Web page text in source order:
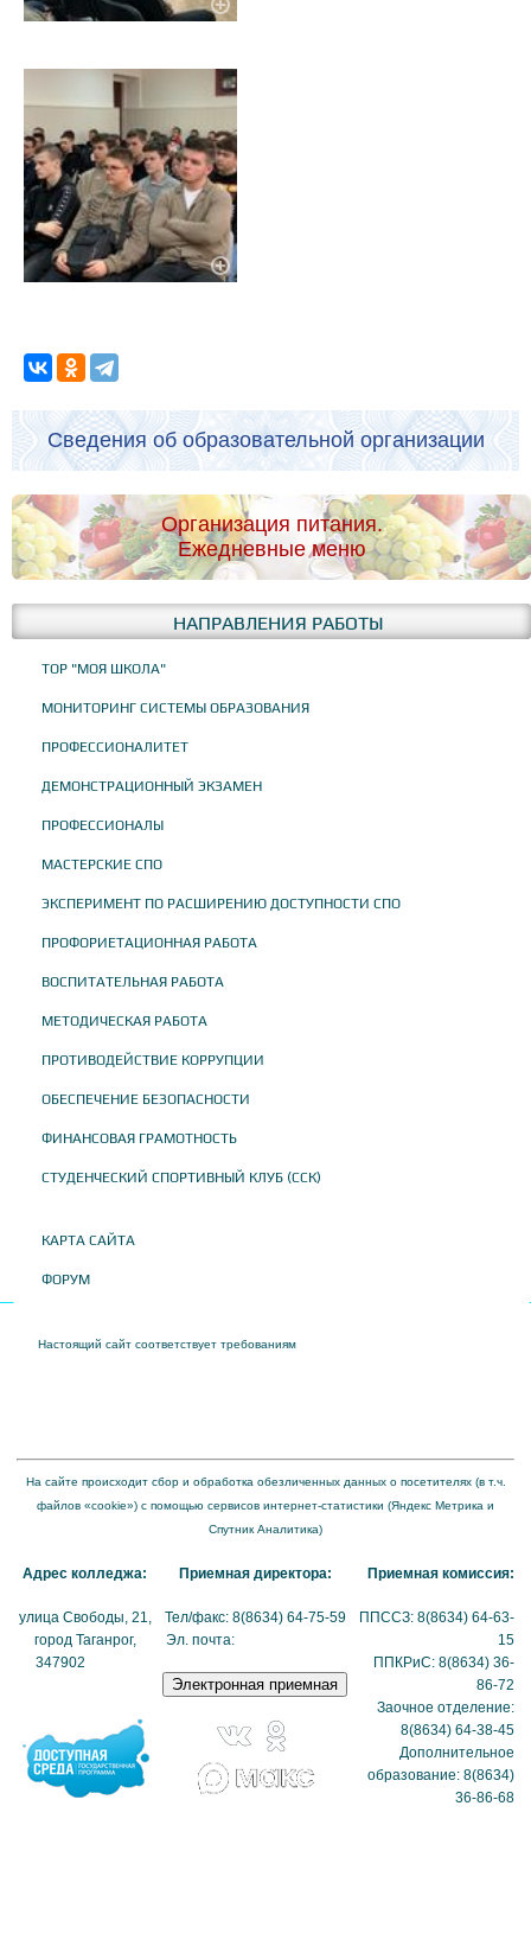
Сведения об образовательной организации
Организация питания.
Ежедневные меню
НАПРАВЛЕНИЯ РАБОТЫ
ТОР "МОЯ ШКОЛА"
МОНИТОРИНГ СИСТЕМЫ ОБРАЗОВАНИЯ
ПРОФЕССИОНАЛИТЕТ
ДЕМОНСТРАЦИОННЫЙ ЭКЗАМЕН
ПРОФЕССИОНАЛЫ
МАСТЕРСКИЕ СПО
ЭКСПЕРИМЕНТ ПО РАСШИРЕНИЮ ДОСТУПНОСТИ СПО
ПРОФОРИЕТАЦИОННАЯ РАБОТА
ВОСПИТАТЕЛЬНАЯ РАБОТА
МЕТОДИЧЕСКАЯ РАБОТА
ПРОТИВОДЕЙСТВИЕ КОРРУПЦИИ
ОБЕСПЕЧЕНИЕ БЕЗОПАСНОСТИ
ФИНАНСОВАЯ ГРАМОТНОСТЬ
СТУДЕНЧЕСКИЙ СПОРТИВНЫЙ КЛУБ (ССК)
КАРТА САЙТА
ФОРУМ
Настоящий сайт соответствует требованиям
На сайте происходит сбор и обработка обезличенных данных о посетителях (в т.ч.
файлов «cookie») с помощью сервисов интернет-статистики (Яндекс Метрика и
Спутник Аналитика)
Адрес колледжа:
улица Свободы, 21,
город Таганрог,
347902
Приемная директора:
Тел/факс: 8(8634) 64-75-59
Эл. почта:
Приемная комиссия:
ППССЗ: 8(8634) 64-63-
15
ППКРиС: 8(8634) 36-
86-72
Заочное отделение:
8(8634) 64-38-45
Дополнительное
образование: 8(8634)
36-86-68